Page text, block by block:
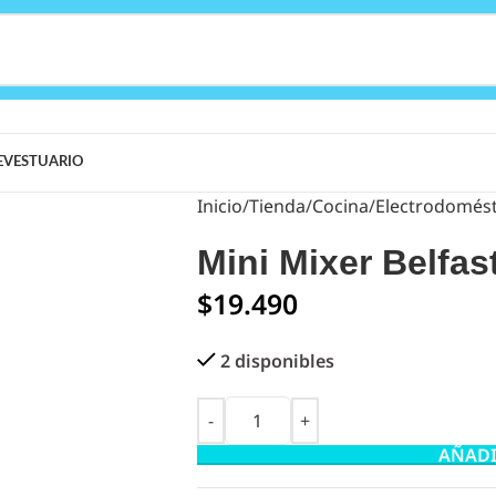
VESTUARIO
Inicio Tienda Cocina
Mini Mixer
$19.490
2 disponibles